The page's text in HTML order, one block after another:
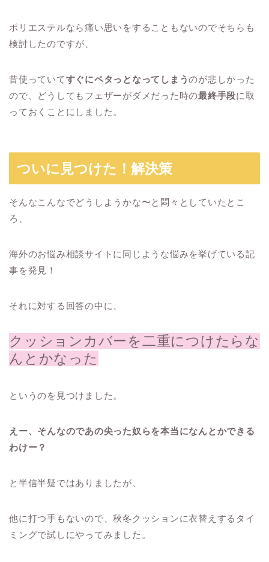
ポリエステルなら痛い思いをすることもないのでそちらも
検討したのですが、
昔使っていてすぐにペタっとなってしまうのが悲しかった
ので、どうしてもフェザーがダメだった時の最終手段に取
っておくことにしました。
ついに見つけた！解決策
そんなこんなでどうしようかな〜と悶々としていたとこ
ろ、
海外のお悩み相談サイトに同じような悩みを挙げている記
事を発見！
それに対する回答の中に、
クッションカバーを二重につけたらな
んとかなった
というのを見つけました。
えー、そんなのであの尖った奴らを本当になんとかできる
わけー？
と半信半疑ではありましたが、
他に打つ手もないので、秋冬クッションに衣替えするタイ
ミングで試しにやってみました。